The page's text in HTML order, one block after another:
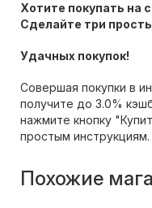
Хотите покупать на
Сделайте три
Удачных покупок!
Совершая покупки в
получите до 3.0%
нажмите кнопку
простым инструкциям.
Похожие